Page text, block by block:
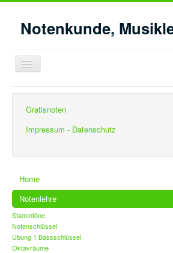
Notenkunde,
Navigation
an/aus
Übung im Violinschlüssel
Gratisnoten
Impressum - Datenschutz
Home
Notenlehre
Stammtöne
Notenschlüssel
Übung 1 Bassschlüssel
Oktavräume